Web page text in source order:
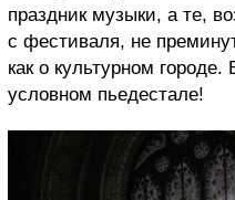
праздник музыки, а те,
с фестиваля, не
как о культурном
условном пьедестале!